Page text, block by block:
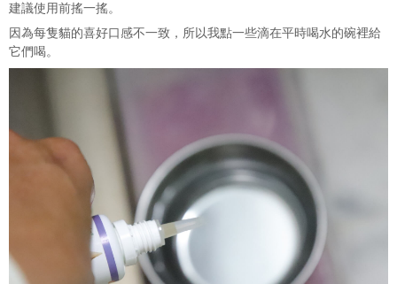
建議使用前搖一搖。
因為每隻貓的喜好口感不一致，所以我點一些滴在平時喝水的碗裡給
它們喝。